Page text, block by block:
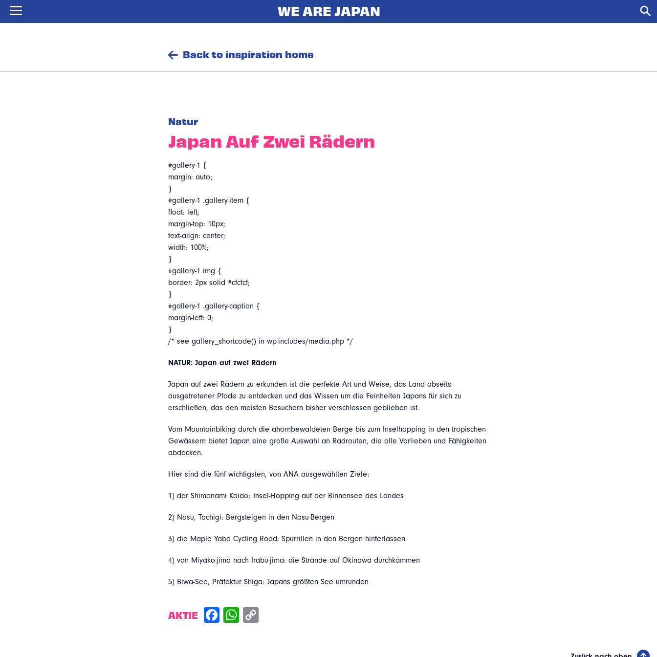
Back to inspiration home
Natur
Japan Auf Zwei Rädern
#gallery-1 {
margin: auto;
}
#gallery-1 .gallery-item {
float: left;
margin-top: 10px;
text-align: center;
width: 100%;
}
#gallery-1 img {
border: 2px solid #cfcfcf;
}
#gallery-1 .gallery-caption {
margin-left: 0;
}
/* see gallery_shortcode() in wp-includes/media.php */
NATUR: Japan auf zwei Rädern
Japan auf zwei Rädern zu erkunden ist die perfekte Art und Weise, das Land abseits
ausgetretener Pfade zu entdecken und das Wissen um die Feinheiten Japans für sich zu
erschließen, das den meisten Besuchern bisher verschlossen geblieben ist.
Vom Mountainbiking durch die ahornbewaldeten Berge bis zum Inselhopping in den tropischen
Gewässern bietet Japan eine große Auswahl an Radrouten, die alle Vorlieben und Fähigkeiten
abdecken.
Hier sind die fünf wichtigsten, von ANA ausgewählten Ziele:
1) der Shimanami Kaido: Insel-Hopping auf der Binnensee des Landes
2) Nasu, Tochigi: Bergsteigen in den Nasu-Bergen
3) die Maple Yaba Cycling Road: Spurrillen in den Bergen hinterlassen
4) von Miyako-jima nach Irabu-jima: die Strände auf Okinawa durchkämmen
5) Biwa-See, Präfektur Shiga: Japans größten See umrunden
AKTIE